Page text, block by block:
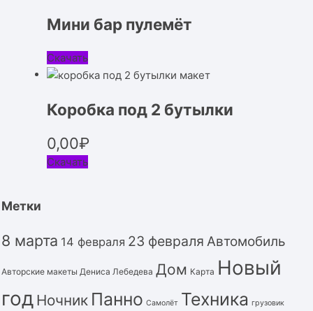
Мини бар пулемёт
Скачать
Коробка под 2 бутылки
0,00₽
Скачать
Метки
8 марта 14 февраля 23 февраля Автомобиль
Авторские макеты Дениса Лебедева Дом Карта Новый
год Ночник Панно Самолёт Техника грузовик